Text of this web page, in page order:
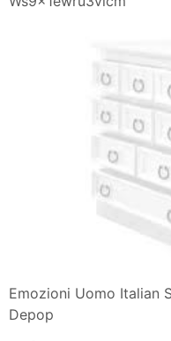
Emozioni Uomo Italian
Depop